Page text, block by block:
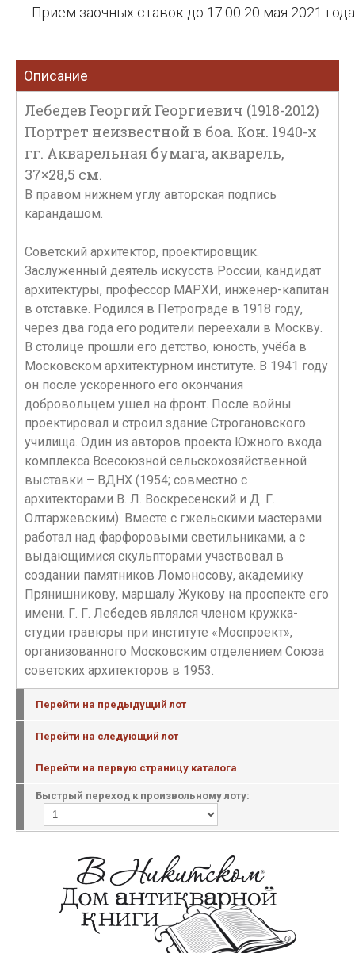
Прием заочных ставок до 17:00 20 мая 2021 года
Описание
Лебедев Георгий Георгиевич (1918-2012)
Портрет неизвестной в боа. Кон. 1940-х
гг. Акварельная бумага, акварель,
37×28,5 см.
В правом нижнем углу авторская подпись
карандашом.
Советский архитектор, проектировщик.
Заслуженный деятель искусств России, кандидат
архитектуры, профессор МАРХИ, инженер-капитан
в отставке. Родился в Петрограде в 1918 году,
через два года его родители переехали в Москву.
В столице прошли его детство, юность, учёба в
Московском архитектурном институте. В 1941 году
он после ускоренного его окончания
добровольцем ушeл на фронт. После войны
проектировал и строил здание Строгановского
училища. Один из авторов проекта Южного входа
комплекса Всесоюзной сельскохозяйственной
выставки – ВДНХ (1954; совместно с
архитекторами В. Л. Воскресенский и Д. Г.
Олтаржевским). Вместе с гжельскими мастерами
работал над фарфоровыми светильниками, а с
выдающимися скульпторами участвовал в
создании памятников Ломоносову, академику
Прянишникову, маршалу Жукову на проспекте его
имени. Г. Г. Лебедев являлся членом кружка-
студии гравюры при институте «Моспроект»,
организованного Московским отделением Союза
советских архитекторов в 1953.
Перейти на предыдущий лот
Перейти на следующий лот
Перейти на первую страницу каталога
Быстрый переход к произвольному лоту: